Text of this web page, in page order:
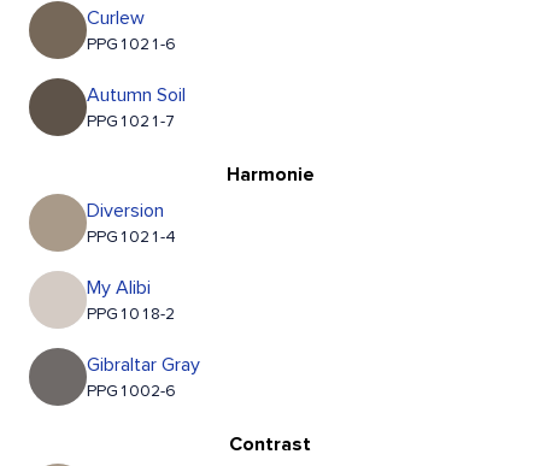
Curlew
PPG1021-6
Autumn Soil
PPG1021-7
Harmonie
Diversion
PPG1021-4
My Alibi
PPG1018-2
Gibraltar Gray
PPG1002-6
Contrast